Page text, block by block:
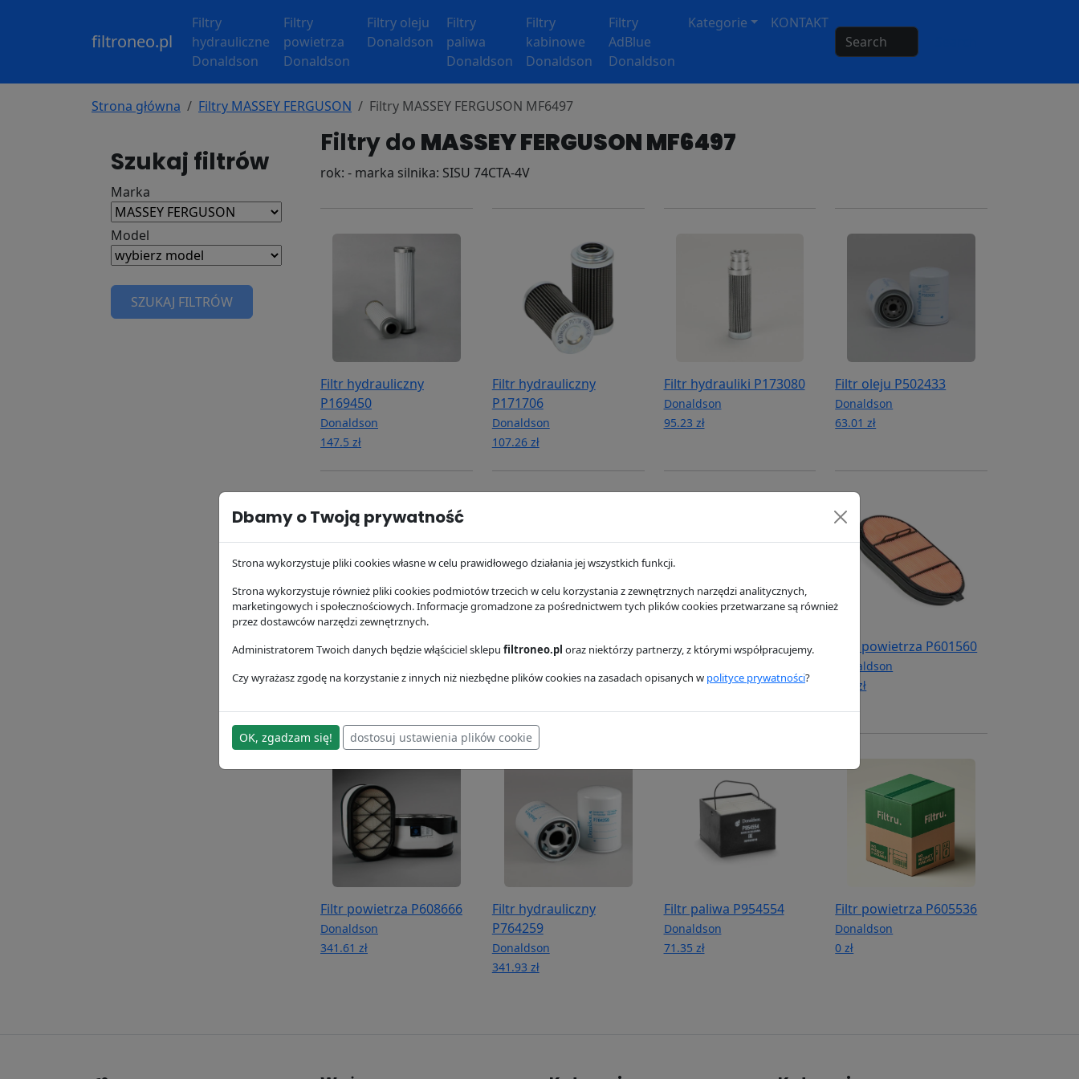
filtroneo.pl
Filtry
hydrauliczne
Donaldson
Filtry
powietrza
Donaldson
Filtry oleju
Donaldson
Filtry
paliwa
Donaldson
Filtry
kabinowe
Donaldson
Filtry
AdBlue
Donaldson
Kategorie
KONTAKT
Strona główna Filtry MASSEY FERGUSON Filtry MASSEY FERGUSON MF6497
Szukaj filtrów
Marka
Model
SZUKAJ FILTRÓW
Filtry do MASSEY FERGUSON MF6497
rok: - marka silnika: SISU 74CTA-4V
Filtr hydrauliczny
P169450
Donaldson
147.5 zł
Filtr hydrauliczny
P171706
Donaldson
107.26 zł
Filtr hydrauliki P173080
Donaldson
95.23 zł
Filtr oleju P502433
Donaldson
63.01 zł
Filtr paliwa P551425
113.43 zł
Filtr paliwa P551434
92.48 zł
Filtr hydrauliczny
Donaldson
Filtr powietrza P601560
Donaldson
215 zł
Filtr powietrza P608666
Donaldson
341.61 zł
Filtr hydrauliczny
P764259
Donaldson
341.93 zł
Filtr paliwa P954554
Donaldson
71.35 zł
Filtr powietrza P605536
Donaldson
0 zł
Dbamy o Twoją prywatność
Strona wykorzystuje pliki cookies własne w celu prawidłowego działania jej wszystkich funkcji.
Strona wykorzystuje również pliki cookies podmiotów trzecich w celu korzystania z zewnętrznych narzędzi analitycznych,
marketingowych i społecznościowych. Informacje gromadzone za pośrednictwem tych plików cookies przetwarzane są również
przez dostawców narzędzi zewnętrznych.
Administratorem Twoich danych będzie włąściciel sklepu filtroneo.pl oraz niektórzy partnerzy, z którymi współpracujemy.
Czy wyrażasz zgodę na korzystanie z innych niż niezbędne plików cookies na zasadach opisanych w polityce prywatności?
OK, zgadzam się! dostosuj ustawienia plików cookie